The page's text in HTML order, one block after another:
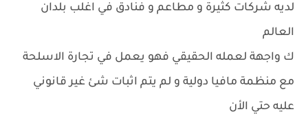
لديه شركات كثيرة و مطاعم و فنادق في اغلب بلدان
العالم
ك واجهة لعمله الحقيقي فهو يعمل في تجارة الاسلحة
مع منظمة مافيا دولية و لم يتم اثبات شئ غير قانوني
عليه حتي الأن